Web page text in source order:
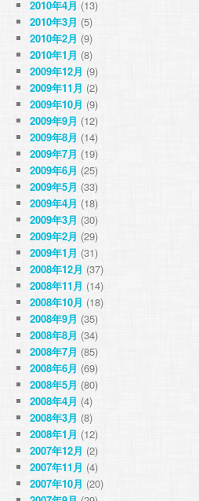
2010年4月 (13)
2010年3月 (5)
2010年2月 (9)
2010年1月 (8)
2009年12月 (9)
2009年11月 (2)
2009年10月 (9)
2009年9月 (12)
2009年8月 (14)
2009年7月 (19)
2009年6月 (25)
2009年5月 (33)
2009年4月 (18)
2009年3月 (30)
2009年2月 (29)
2009年1月 (31)
2008年12月 (37)
2008年11月 (14)
2008年10月 (18)
2008年9月 (35)
2008年8月 (34)
2008年7月 (85)
2008年6月 (69)
2008年5月 (80)
2008年4月 (4)
2008年3月 (8)
2008年1月 (12)
2007年12月 (2)
2007年11月 (4)
2007年10月 (20)